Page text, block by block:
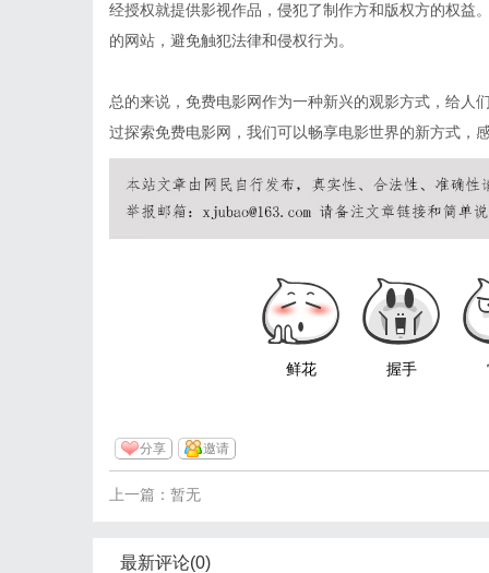
经授权就提供影视作品，侵犯了制作方和版权方的权益
的网站，避免触犯法律和侵权行为。
总的来说，免费电影网作为一种新兴的观影方式，给人
过探索免费电影网，我们可以畅享电影世界的新方式，
鲜花 握手
分享 邀请
上一篇：暂无
最新评论(0)